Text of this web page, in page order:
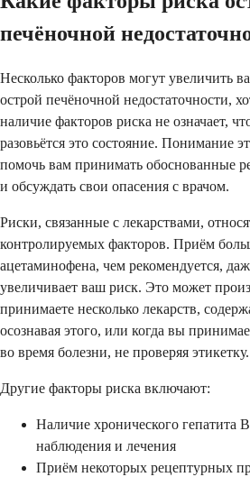
печёночной
Несколько факторов могут увеличить
острой печёночной недостаточности,
наличие факторов риска не означает,
разовьётся это состояние. Понимание
помочь вам принимать обоснованные
и обсуждать свои опасения с врачом.
Риски, связанные с лекарствами,
контролируемых факторов. Приём
ацетаминофена, чем рекомендуется,
увеличивает ваш риск. Это может
принимаете несколько лекарств,
осознавая этого, или когда вы
во время болезни, не проверяя этикетку.
Другие факторы риска включают:
Наличие хронического гепатита
наблюдения и лечения
Приём некоторых рецептурных